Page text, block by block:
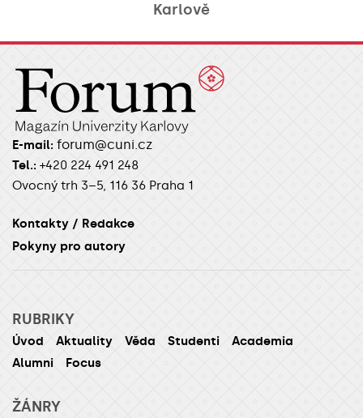
Karlově
E-mail: forum@cuni.cz
Tel.: +420 224 491 248
Ovocný trh 3–5, 116 36 Praha 1
Kontakty / Redakce
Pokyny pro autory
RUBRIKY
Úvod Aktuality Věda Studenti
Academia
Alumni
Focus
ŽÁNRY